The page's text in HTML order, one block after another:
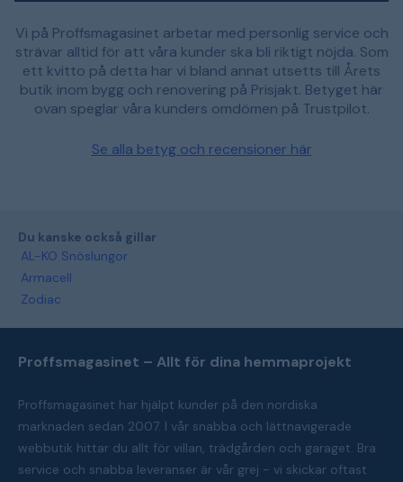
Vi på Proffsmagasinet arbetar med personlig service och
strävar alltid för att våra kunder ska bli riktigt nöjda. Som
ett kvitto på detta har vi bland annat utsetts till Årets
butik inom bygg och renovering på Prisjakt. Betyget här
ovan speglar våra kunders omdömen på Trustpilot.
Se alla betyg och recensioner här
Du kanske också gillar
AL-KO Snöslungor
Armacell
Zodiac
Proffsmagasinet – Allt för dina hemmaprojekt
Proffsmagasinet har hjälpt kunder på den nordiska
marknaden sedan 2007. I vår snabba och lättnavigerade
webbutik hittar du allt för villan, trädgården och garaget. Bra
service och snabba leveranser är vår grej - vi skickar oftast